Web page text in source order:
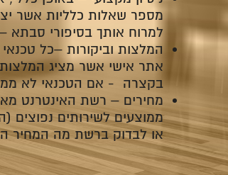
מספר שאלות כלליות אשר
למרוח אותך בסיפורי סבתא
המלצות וביקורות –כל
אתר אישי אשר מציג
בקצרה - אם הטכנאי לא ממש
מחירים – רשת האינטרנט
או לבדוק ברשת מה המחיר